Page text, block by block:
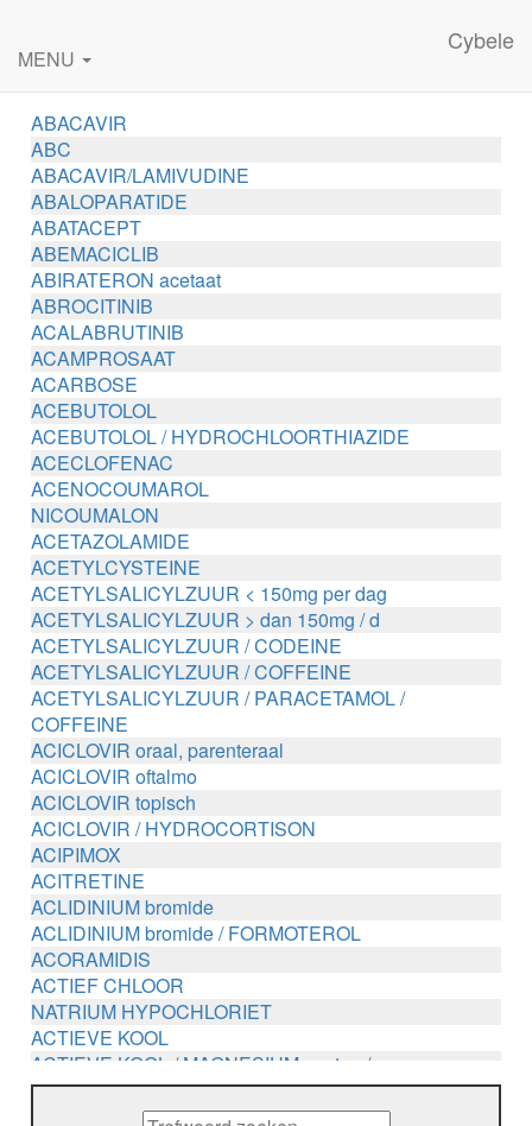
Cybele
MENU
ABACAVIR
ABC
ABACAVIR/LAMIVUDINE
ABALOPARATIDE
ABATACEPT
ABEMACICLIB
ABIRATERON acetaat
ABROCITINIB
ACALABRUTINIB
ACAMPROSAAT
ACARBOSE
ACEBUTOLOL
ACEBUTOLOL / HYDROCHLOORTHIAZIDE
ACECLOFENAC
ACENOCOUMAROL
NICOUMALON
ACETAZOLAMIDE
ACETYLCYSTEINE
ACETYLSALICYLZUUR < 150mg per dag
ACETYLSALICYLZUUR > dan 150mg / d
ACETYLSALICYLZUUR / CODEINE
ACETYLSALICYLZUUR / COFFEINE
ACETYLSALICYLZUUR / PARACETAMOL /
COFFEINE
ACICLOVIR oraal, parenteraal
ACICLOVIR oftalmo
ACICLOVIR topisch
ACICLOVIR / HYDROCORTISON
ACIPIMOX
ACITRETINE
ACLIDINIUM bromide
ACLIDINIUM bromide / FORMOTEROL
ACORAMIDIS
ACTIEF CHLOOR
NATRIUM HYPOCHLORIET
ACTIEVE KOOL
ACTIEVE KOOL / MAGNESIUM zouten /
METHENAMINE
ADALIMUMAB